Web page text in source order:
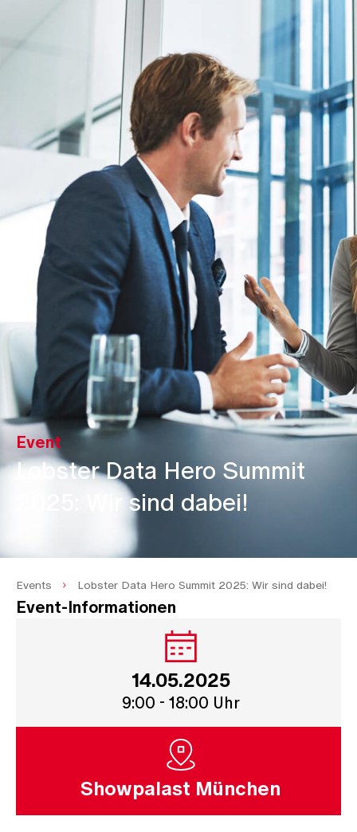
Event
Lobster Data Hero Summit
2025: Wir sind dabei!
Events Lobster Data Hero Summit 2025: Wir sind dabei!
Event-Informationen
14.05.2025
9:00 - 18:00 Uhr
Showpalast München